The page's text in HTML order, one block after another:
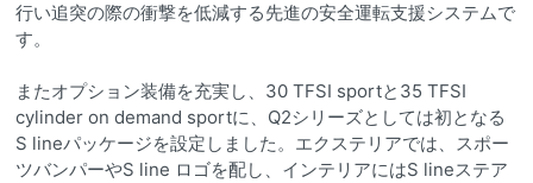
行い追突の際の衝撃を低減する先進の安全運転支援システムで
す。
またオプション装備を充実し、30 TFSI sportと35 TFSI
cylinder on demand sportに、Q2シリーズとしては初となる
S lineパッケージを設定しました。エクステリアでは、スポー
ツバンパーやS line ロゴを配し、インテリアにはS lineステア